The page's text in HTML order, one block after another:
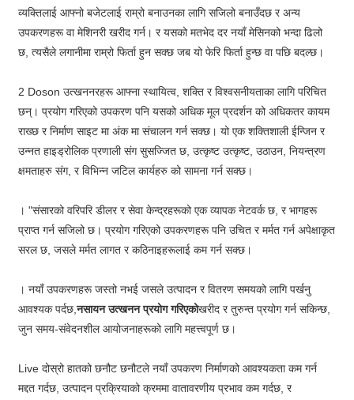
व्यक्तिलाई आफ्नो बजेटलाई राम्रो बनाउनका लागि सजिलो बनाउँदछ र अन्य
उपकरणहरू वा मेशिनरी खरीद गर्न। र यसको मतभेद दर नयाँ मेसिनको भन्दा ढिलो
छ, त्यसैले लगानीमा राम्रो फिर्ता हुन सक्छ जब यो फेरि फिर्ता हुन्छ वा पछि बदल्छ।
2 Doson उत्खननरहरू आफ्ना स्थायित्व, शक्ति र विश्वसनीयताका लागि परिचित
छन्। प्रयोग गरिएको उपकरण पनि यसको अधिक मूल प्रदर्शन को अधिकतर कायम
राख्छ र निर्माण साइट मा अंक मा संचालन गर्न सक्छ। यो एक शक्तिशाली ईन्जिन र
उन्नत हाइड्रोलिक प्रणाली संग सुसज्जित छ, उत्कृष्ट उत्कृष्ट, उठाउन, नियन्त्रण
क्षमताहरु संग, र विभिन्न जटिल कार्यहरु को सामना गर्न सक्छ।
। "संसारको वरिपरि डीलर र सेवा केन्द्रहरूको एक व्यापक नेटवर्क छ, र भागहरू
प्राप्त गर्न सजिलो छ। प्रयोग गरिएको उपकरणहरू पनि उचित र मर्मत गर्न अपेक्षाकृत
सरल छ, जसले मर्मत लागत र कठिनाइहरूलाई कम गर्न सक्छ।
। नयाँ उपकरणहरू जस्तो नभई जसले उत्पादन र वितरण समयको लागि पर्खनु
आवश्यक पर्दछ,नसायन उत्खनन प्रयोग गरिएकोखरीद र तुरुन्त प्रयोग गर्न सकिन्छ,
जुन समय-संवेदनशील आयोजनाहरूको लागि महत्त्वपूर्ण छ।
Live दोस्रो हातको छनौट छनौटले नयाँ उपकरण निर्माणको आवश्यकता कम गर्न
मद्दत गर्दछ, उत्पादन प्रक्रियाको क्रममा वातावरणीय प्रभाव कम गर्दछ, र